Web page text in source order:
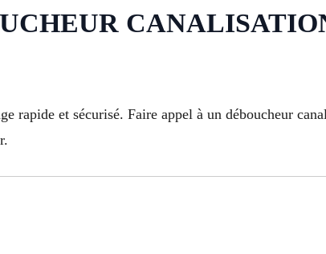
rapide et sécurisé. Faire appel à un déboucheur